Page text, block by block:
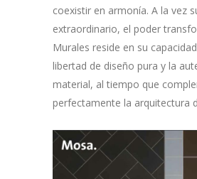
coexistir en armonía. A la vez
extraordinario, el poder
Murales reside en su
libertad de diseño pura y la
material, al tiempo que
perfectamente la arquitectura